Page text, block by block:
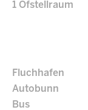
1 Ofstellraum
Fluchhafen
Autobunn
Bus